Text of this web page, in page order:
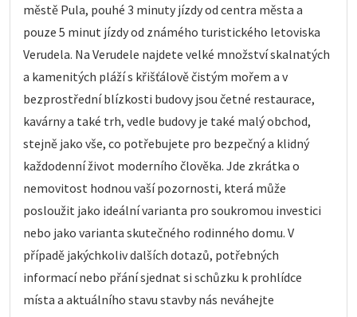
městě Pula, pouhé 3 minuty jízdy od centra města a
pouze 5 minut jízdy od známého turistického letoviska
Verudela. Na Verudele najdete velké množství skalnatých
a kamenitých pláží s křišťálově čistým mořem a v
bezprostřední blízkosti budovy jsou četné restaurace,
kavárny a také trh, vedle budovy je také malý obchod,
stejně jako vše, co potřebujete pro bezpečný a klidný
každodenní život moderního člověka. Jde zkrátka o
nemovitost hodnou vaší pozornosti, která může
posloužit jako ideální varianta pro soukromou investici
nebo jako varianta skutečného rodinného domu. V
případě jakýchkoliv dalších dotazů, potřebných
informací nebo přání sjednat si schůzku k prohlídce
místa a aktuálního stavu stavby nás neváhejte